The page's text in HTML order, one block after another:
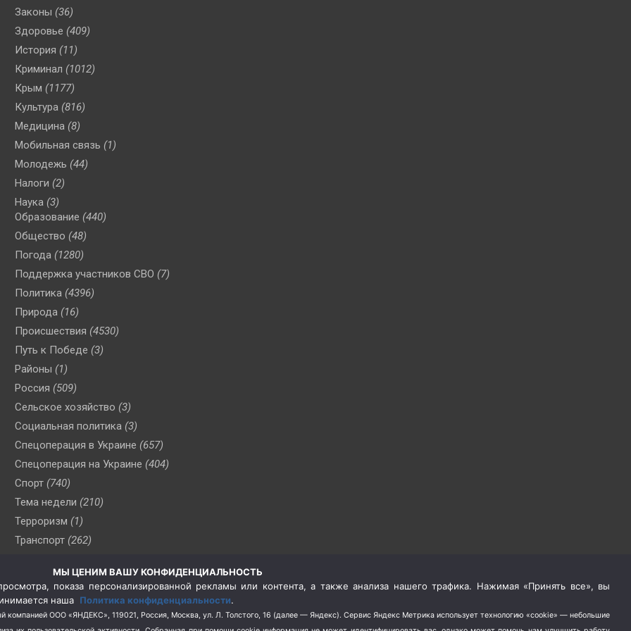
Законы (36)
Здоровье (409)
История (11)
Криминал (1012)
Крым (1177)
Культура (816)
Медицина (8)
Мобильная связь (1)
Молодежь (44)
Налоги (2)
Наука (3)
Образование (440)
Общество (48)
Погода (1280)
Поддержка участников СВО (7)
Политика (4396)
Природа (16)
Происшествия (4530)
Путь к Победе (3)
Районы (1)
Россия (509)
Сельское хозяйство (3)
Социальная политика (3)
Спецоперация в Украине (657)
Спецоперация на Украине (404)
Спорт (740)
Тема недели (210)
Терроризм (1)
Транспорт (262)
(76)
Цены (2)
Школа и спорт (2)
МЫ ЦЕНИМ ВАШУ КОНФИДЕНЦИАЛЬНОСТЬ
показа персонализированной рекламы или контента, а также анализа нашего трафика. Нажимая «Принять все», вы
наша Политика конфиденциальности.
компанией ООО «ЯНДЕКС», 119021, Россия, Москва, ул. Л. Толстого, 16 (далее — Яндекс). Сервис Яндекс Метрика использует технологию «cookie» — небольшие